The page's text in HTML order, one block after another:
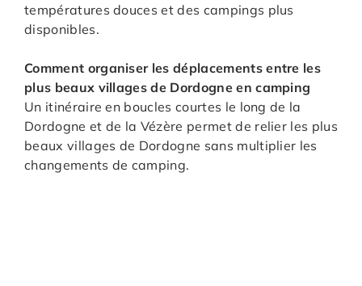
températures douces et des campings plus
disponibles.
Comment organiser les déplacements entre les
plus beaux villages de Dordogne en camping
Un itinéraire en boucles courtes le long de la
Dordogne et de la Vézère permet de relier les plus
beaux villages de Dordogne sans multiplier les
changements de camping.